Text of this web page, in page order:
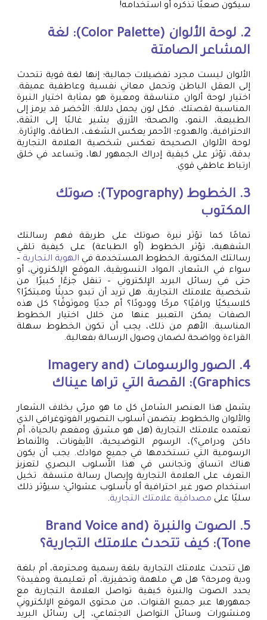
سيكون صعبًا تذكره أو استخدامه!
2. لوحة الألوان (Color Palette): لغة
المشاعر الصامتة
الألوان ليست مجرد تفضيلات جمالية؛ إنها لغة قوية تتحدث
إلى العقل الباطن وتحمل معاني نفسية وعاطفية عميقة.
اختيار لوحة ألوان متناسقة ومعبرة هو بمثابة اختيار النبرة
المناسبة لقصتك. فكل لون يحمل دلالة: الأخضر قد يرمز إلى
الطبيعة، النمو، والصحة؛ الأزرق يشير غالبًا إلى الثقة،
الاحترافية، والهدوء؛ الأحمر يعكس الشغف، الطاقة، والإثارة.
لوحة الألوان الصحيحة تعكس شخصية العلامة التجارية
بدقة، تؤثر على كيفية إدراك الجمهور لها، وتساعد في خلق
ارتباط عاطفي قوي.
3. الخطوط (Typography): صوتك
المكتوب
تمامًا كما تؤثر نبرة صوتك على طريقة فهم رسالتك
الشفهية، تؤثر الخطوط (أو الطباعة) على كيفية تلقي
رسالتك المكتوبة. الخطوط المستخدمة في الهوية التجارية –
سواء في الشعار، المواد التسويقية، الموقع الإلكتروني، أو
حتى في رسائل البريد الإلكتروني – تنقل جزءًا كبيرًا من
شخصية علامتك التجارية. هل تريد أن تبدو حديثًا ومبتكرًا؟
كلاسيكيًا وراقيًا؟ مرحًا وودودًا؟ أم جديًا وموثوقًا؟ كل هذه
الصفات يمكن التعبير عنها من خلال اختيار الخطوط
المناسبة. الأهم من ذلك، يجب أن تكون الخطوط سهلة
القراءة وواضحة لضمان وصول الرسالة بفعالية.
4. الصور والرسومات (Imagery and
Graphics): القصة التي تراها عيناك
يشمل هذا العنصر الشامل كل ما هو مرئي بخلاف الشعار
والألوان والخطوط. يتضمن أسلوب التصوير الفوتوغرافي الذي
تعتمده علامتك التجارية (هل هو مشرق ومفعم بالحياة، أم
داكن ودرامي؟)، الرسوم التوضيحية، الأيقونات، والأنماط
الرسومية التي تستخدمها في جميع موادك. يجب أن يكون
هناك اتساق وتجانس في هذا الأسلوب البصري لتعزيز
التعرف على العلامة التجارية وإيصال رسالة متسقة. تخيل
استخدام صور غير احترافية أو بأسلوب عشوائي؛ سيؤثر ذلك
سلبًا على مصداقية علامتك التجارية.
5. الصوت والنبرة (Brand Voice and
Tone): كيف تتحدث علامتك التجارية؟
هل تتحدث علامتك التجارية بلغة رسمية ومحترمة، أم بلغة
ودية ومرحة؟ هل هي ملهمة وتحفيزية، أم تعليمية ومفيدة؟
يحدد الصوت والنبرة كيفية تواصل العلامة التجارية مع
جمهورها عبر جميع القنوات، من محتوى الموقع الإلكتروني
ومنشورات وسائل التواصل الاجتماعي، إلى رسائل البريد